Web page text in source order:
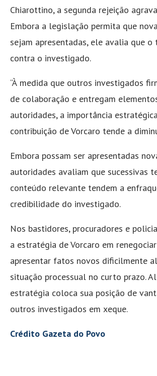
Chiarottino, a segunda rejeição
Embora a legislação permita que
sejam apresentadas, ele avalia que o
contra o investigado.
“À medida que outros investigados
de colaboração e entregam
autoridades, a importância
contribuição de Vorcaro tende a
Embora possam ser apresentadas
autoridades avaliam que sucessivas
conteúdo relevante tendem a
credibilidade do investigado.
Nos bastidores, procuradores e
a estratégia de Vorcaro em
apresentar fatos novos dificilmente
situação processual no curto prazo.
estratégia coloca sua posição de
outros investigados em xeque.
Crédito Gazeta do Povo